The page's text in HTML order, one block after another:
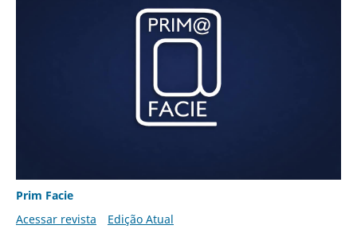
Prim Facie
Acessar revista
Edição Atual